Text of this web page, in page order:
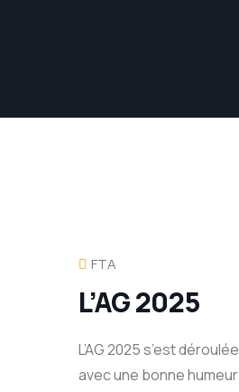
FTA
L’AG 2025
L’AG 2025 s’est
avec une bonne